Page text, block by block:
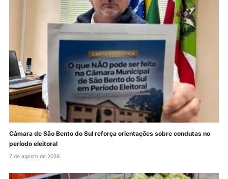
Câmara de São Bento do Sul reforça orientações sobre condutas no
período eleitoral
7 de agosto de 2026